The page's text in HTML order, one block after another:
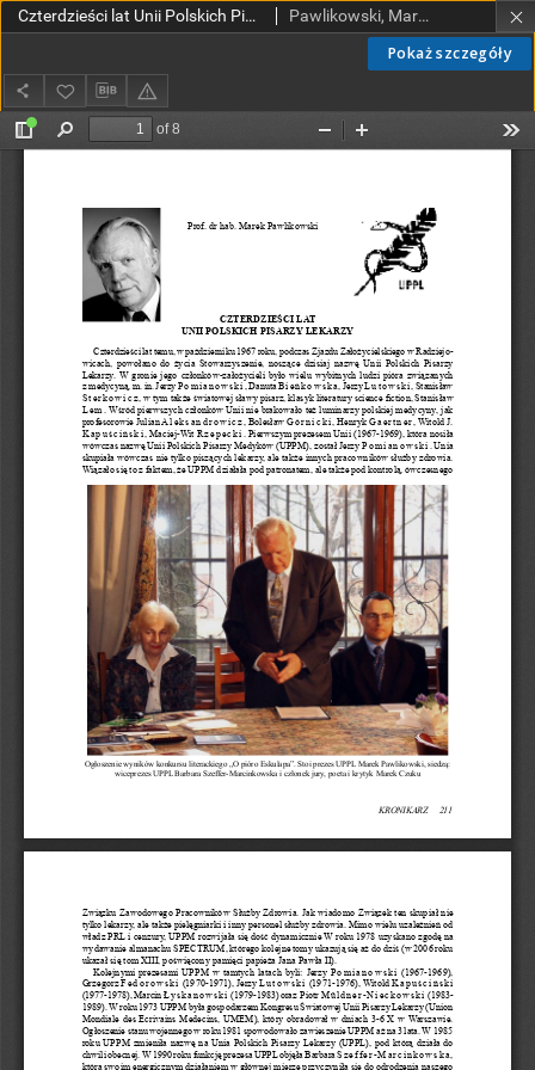
Pokaż szczegóły
Czterdzieści lat Unii Polskich Pisarzy Lekarzy Pawlikowski, Marek